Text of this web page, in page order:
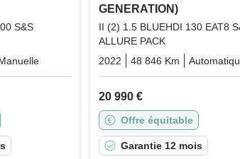
S&S
GENERATION)
II (2) 1.5 BLUEHDI 130 EAT8
ALLURE PACK
2022
48 846 Km
20 990 €
Offre équitable
Garantie 12 mois